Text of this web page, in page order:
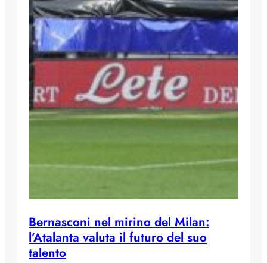
Bernasconi nel mirino del Milan:
l’Atalanta valuta il futuro del suo
talento